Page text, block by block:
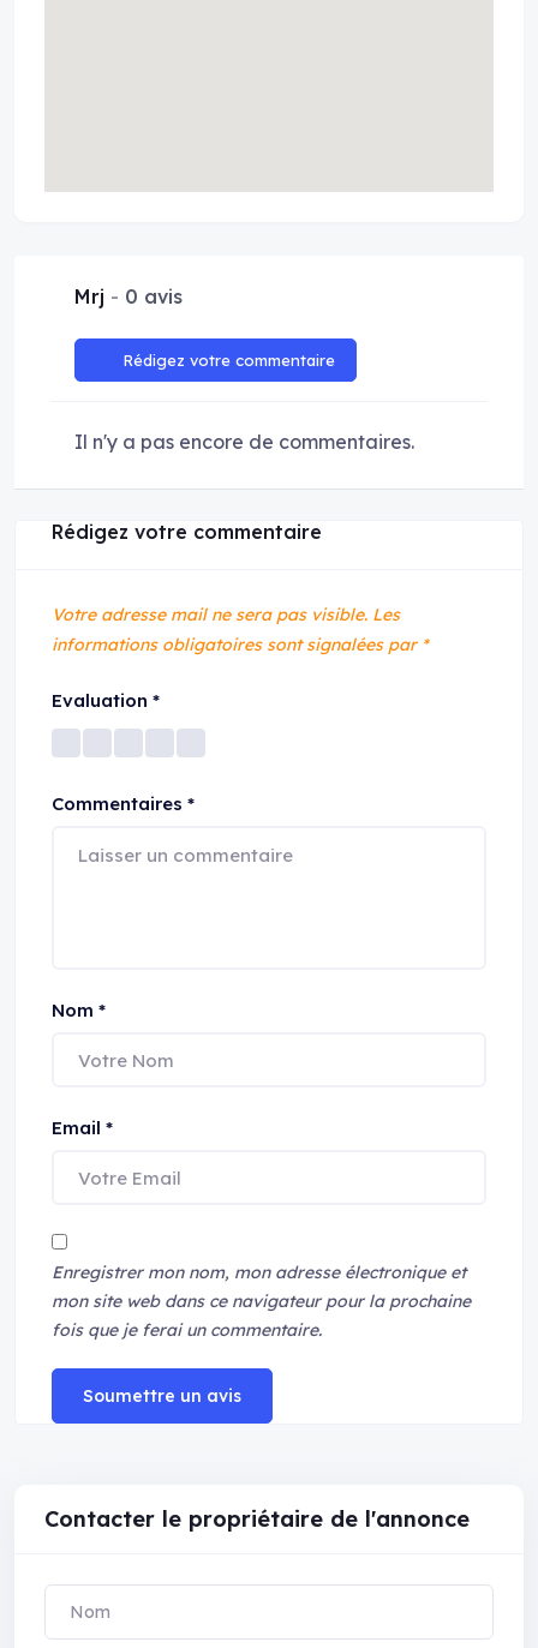
Mrj 0 avis
Rédigez votre commentaire
Il n'y a pas encore de commentaires.
Rédigez votre commentaire
Votre adresse mail ne sera pas visible. Les
informations obligatoires sont signalées par *
Evaluation *
Commentaires *
Nom *
Email *
Enregistrer mon nom, mon adresse électronique et
mon site web dans ce navigateur pour la prochaine
fois que je ferai un commentaire.
Soumettre un avis
Contacter le propriétaire de l'annonce